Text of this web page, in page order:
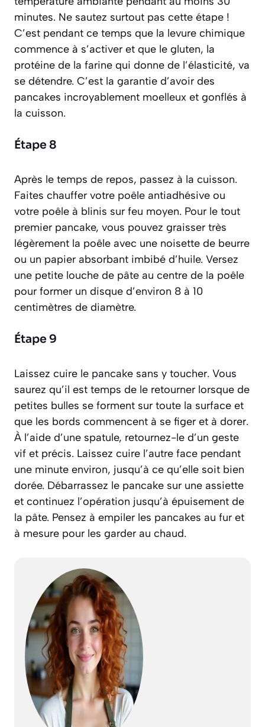
minutes. Ne sautez surtout pas cette étape !
C’est pendant ce temps que la levure chimique
commence à s’activer et que le gluten, la
protéine de la farine qui donne de l’élasticité, va
se détendre. C’est la garantie d’avoir des
pancakes incroyablement moelleux et gonflés à
la cuisson.
Étape 8
Après le temps de repos, passez à la cuisson.
Faites chauffer votre poêle antiadhésive ou
votre poêle à blinis sur feu moyen. Pour le tout
premier pancake, vous pouvez graisser très
légèrement la poêle avec une noisette de beurre
ou un papier absorbant imbibé d’huile. Versez
une petite louche de pâte au centre de la poêle
pour former un disque d’environ 8 à 10
centimètres de diamètre.
Étape 9
Laissez cuire le pancake sans y toucher. Vous
saurez qu’il est temps de le retourner lorsque de
petites bulles se forment sur toute la surface et
que les bords commencent à se figer et à dorer.
À l’aide d’une spatule, retournez-le d’un geste
vif et précis. Laissez cuire l’autre face pendant
une minute environ, jusqu’à ce qu’elle soit bien
dorée. Débarrassez le pancake sur une assiette
et continuez l’opération jusqu’à épuisement de
la pâte. Pensez à empiler les pancakes au fur et
à mesure pour les garder au chaud.